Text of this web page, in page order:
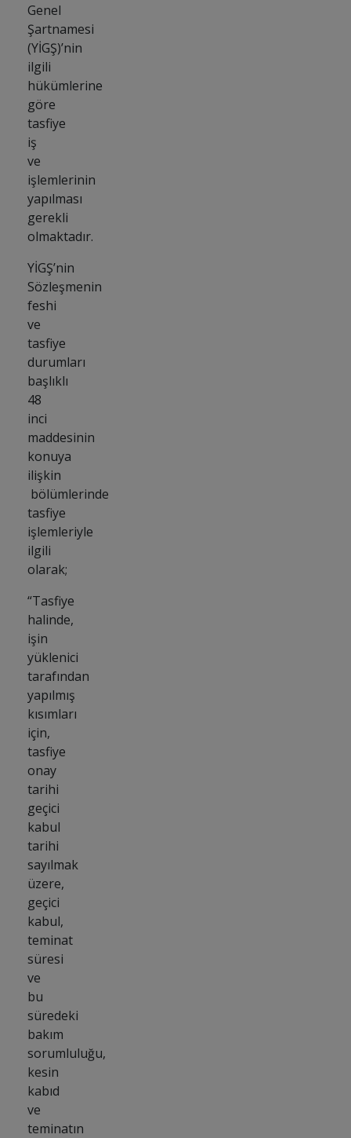
Genel
Şartnamesi
(YİGŞ)’nin
ilgili
hükümlerine
göre
tasfiye
iş
ve
işlemlerinin
yapılması
gerekli
olmaktadır.
YİGŞ’nin
Sözleşmenin
feshi
ve
tasfiye
durumları
başlıklı
48
inci
maddesinin
konuya
ilişkin
bölümlerinde
tasfiye
işlemleriyle
ilgili
olarak;
“Tasfiye
halinde,
işin
yüklenici
tarafından
yapılmış
kısımları
için,
tasfiye
onay
tarihi
geçici
kabul
tarihi
sayılmak
üzere,
geçici
kabul,
teminat
süresi
ve
bu
süredeki
bakım
sorumluluğu,
kesin
kabıd
ve
teminatın